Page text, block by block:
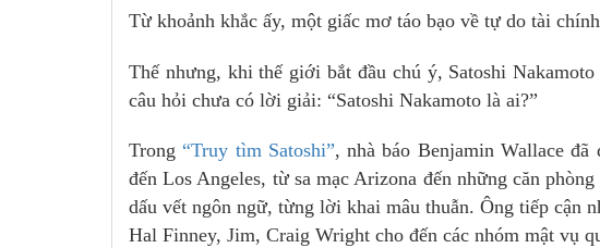
Từ khoảnh khắc ấy, một giấc mơ táo bạo về tự do tài
Thế nhưng, khi thế giới bắt đầu chú ý, Satoshi
câu hỏi chưa có lời giải: “Satoshi Nakamoto là ai?”
Trong “Truy tìm Satoshi”, nhà báo Benjamin Wallace
đến Los Angeles, từ sa mạc Arizona đến những căn
dấu vết ngôn ngữ, từng lời khai mâu thuẫn. Ông tiếp cận
Hal Finney, Jim, Craig Wright cho đến các nhóm mật vụ